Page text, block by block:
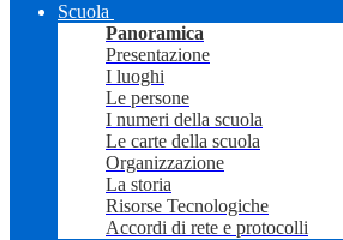
Scuola
Panoramica
Presentazione
I luoghi
Le persone
I numeri della scuola
Le carte della scuola
Organizzazione
La storia
Risorse Tecnologiche
Accordi di rete e protocolli